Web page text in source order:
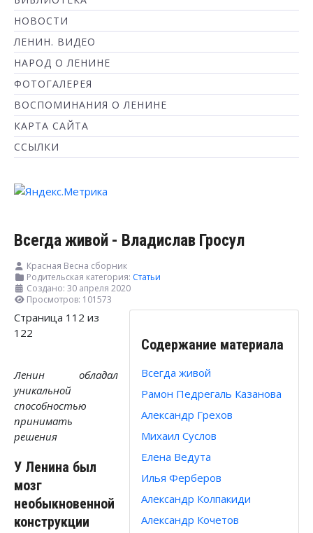
НОВОСТИ
ЛЕНИН. ВИДЕО
НАРОД О ЛЕНИНЕ
ФОТОГАЛЕРЕЯ
ВОСПОМИНАНИЯ О ЛЕНИНЕ
КАРТА САЙТА
ССЫЛКИ
Всегда живой - Владислав Гросул
Красная Весна сборник
Родительская категория: Статьи
Создано: 30 апреля 2020
Просмотров: 101573
Содержание материала
Всегда живой
Рамон Педрегаль Казанова
Александр Грехов
Михаил Суслов
Елена Ведута
Илья Ферберов
Александр Колпакиди
Александр Кочетов
Страница 112 из
122
Ленин обладал
уникальной
способностью
принимать
решения
У Ленина был
мозг
необыкновенной
конструкции